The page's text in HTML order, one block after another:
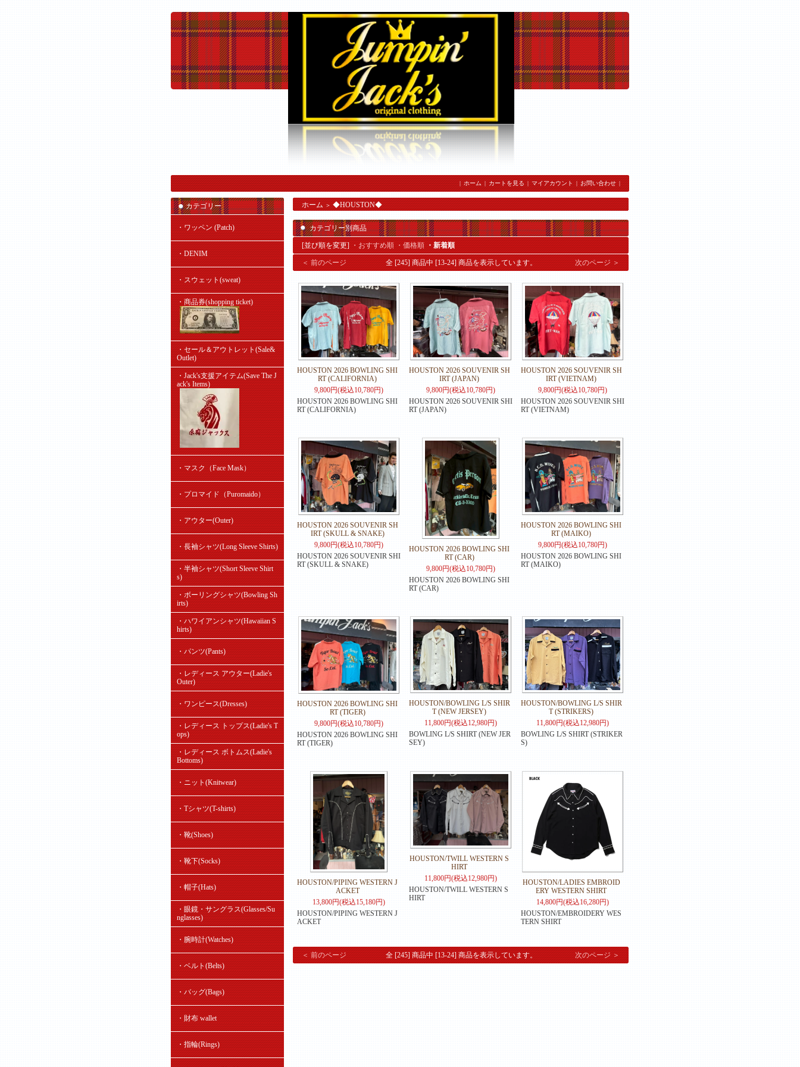
| ホーム | カートを見る | マイアカウント | お問い合わせ |
カテゴリー
・ワッペン (Patch)
・DENIM
・スウェット(sweat)
・商品券(shopping ticket)
・セール＆アウトレット(Sale&
Outlet)
・Jack's支援アイテム(Save The J
ack's Items)
・マスク（Face Mask）
・プロマイド（Puromaido）
・アウター(Outer)
・長袖シャツ(Long Sleeve Shirts)
・半袖シャツ(Short Sleeve Shirt
s)
・ボーリングシャツ(Bowling Sh
irts)
・ハワイアンシャツ(Hawaiian S
hirts)
・パンツ(Pants)
・レディース アウター(Ladie's
Outer)
・ワンピース(Dresses)
・レディース トップス(Ladie's T
ops)
・レディース ボトムス(Ladie's
Bottoms)
・ニット(Knitwear)
・Tシャツ(T-shirts)
・靴(Shoes)
・靴下(Socks)
・帽子(Hats)
・眼鏡・サングラス(Glasses/Su
nglasses)
・腕時計(Watches)
・ベルト(Belts)
・バッグ(Bags)
・財布 wallet
・指輪(Rings)
ホーム ＞ ◆HOUSTON◆
カテゴリー別商品
[並び順を変更] ・おすすめ順 ・価格順 ・新着順
＜ 前のページ 全 [245] 商品中 [13-24] 商品を表示しています。 次のページ ＞
HOUSTON 2026 BOWLING SHI
RT (CALIFORNIA)
9,800円(税込10,780円)
HOUSTON 2026 BOWLING SHI
RT (CALIFORNIA)
HOUSTON 2026 SOUVENIR SH
IRT (JAPAN)
9,800円(税込10,780円)
HOUSTON 2026 SOUVENIR SHI
RT (JAPAN)
HOUSTON 2026 SOUVENIR SH
IRT (VIETNAM)
9,800円(税込10,780円)
HOUSTON 2026 SOUVENIR SHI
RT (VIETNAM)
HOUSTON 2026 SOUVENIR SH
IRT (SKULL & SNAKE)
9,800円(税込10,780円)
HOUSTON 2026 SOUVENIR SHI
RT (SKULL & SNAKE)
HOUSTON 2026 BOWLING SHI
RT (CAR)
9,800円(税込10,780円)
HOUSTON 2026 BOWLING SHI
RT (CAR)
HOUSTON 2026 BOWLING SHI
RT (MAIKO)
9,800円(税込10,780円)
HOUSTON 2026 BOWLING SHI
RT (MAIKO)
HOUSTON 2026 BOWLING SHI
RT (TIGER)
9,800円(税込10,780円)
HOUSTON 2026 BOWLING SHI
RT (TIGER)
HOUSTON/BOWLING L/S SHIR
T (NEW JERSEY)
11,800円(税込12,980円)
BOWLING L/S SHIRT (NEW JER
SEY)
HOUSTON/BOWLING L/S SHIR
T (STRIKERS)
11,800円(税込12,980円)
BOWLING L/S SHIRT (STRIKER
S)
HOUSTON/PIPING WESTERN J
ACKET
13,800円(税込15,180円)
HOUSTON/PIPING WESTERN J
ACKET
HOUSTON/TWILL WESTERN S
HIRT
11,800円(税込12,980円)
HOUSTON/TWILL WESTERN S
HIRT
HOUSTON/LADIES EMBROID
ERY WESTERN SHIRT
14,800円(税込16,280円)
HOUSTON/EMBROIDERY WES
TERN SHIRT
＜ 前のページ 全 [245] 商品中 [13-24] 商品を表示しています。 次のページ ＞